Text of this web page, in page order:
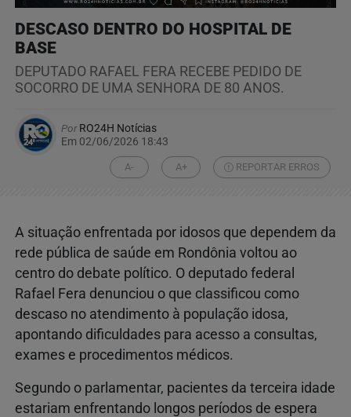
DESCASO DENTRO DO HOSPITAL DE
BASE
DEPUTADO RAFAEL FERA RECEBE PEDIDO DE
SOCORRO DE UMA SENHORA DE 80 ANOS.
PorRO24H Notícias
Em 02/06/2026 18:43
A- A+ REPORTAR ERROS
A situação enfrentada por idosos que dependem da
rede pública de saúde em Rondônia voltou ao
centro do debate político. O deputado federal
Rafael Fera denunciou o que classificou como
descaso no atendimento à população idosa,
apontando dificuldades para acesso a consultas,
exames e procedimentos médicos.
Segundo o parlamentar, pacientes da terceira idade
estariam enfrentando longos períodos de espera